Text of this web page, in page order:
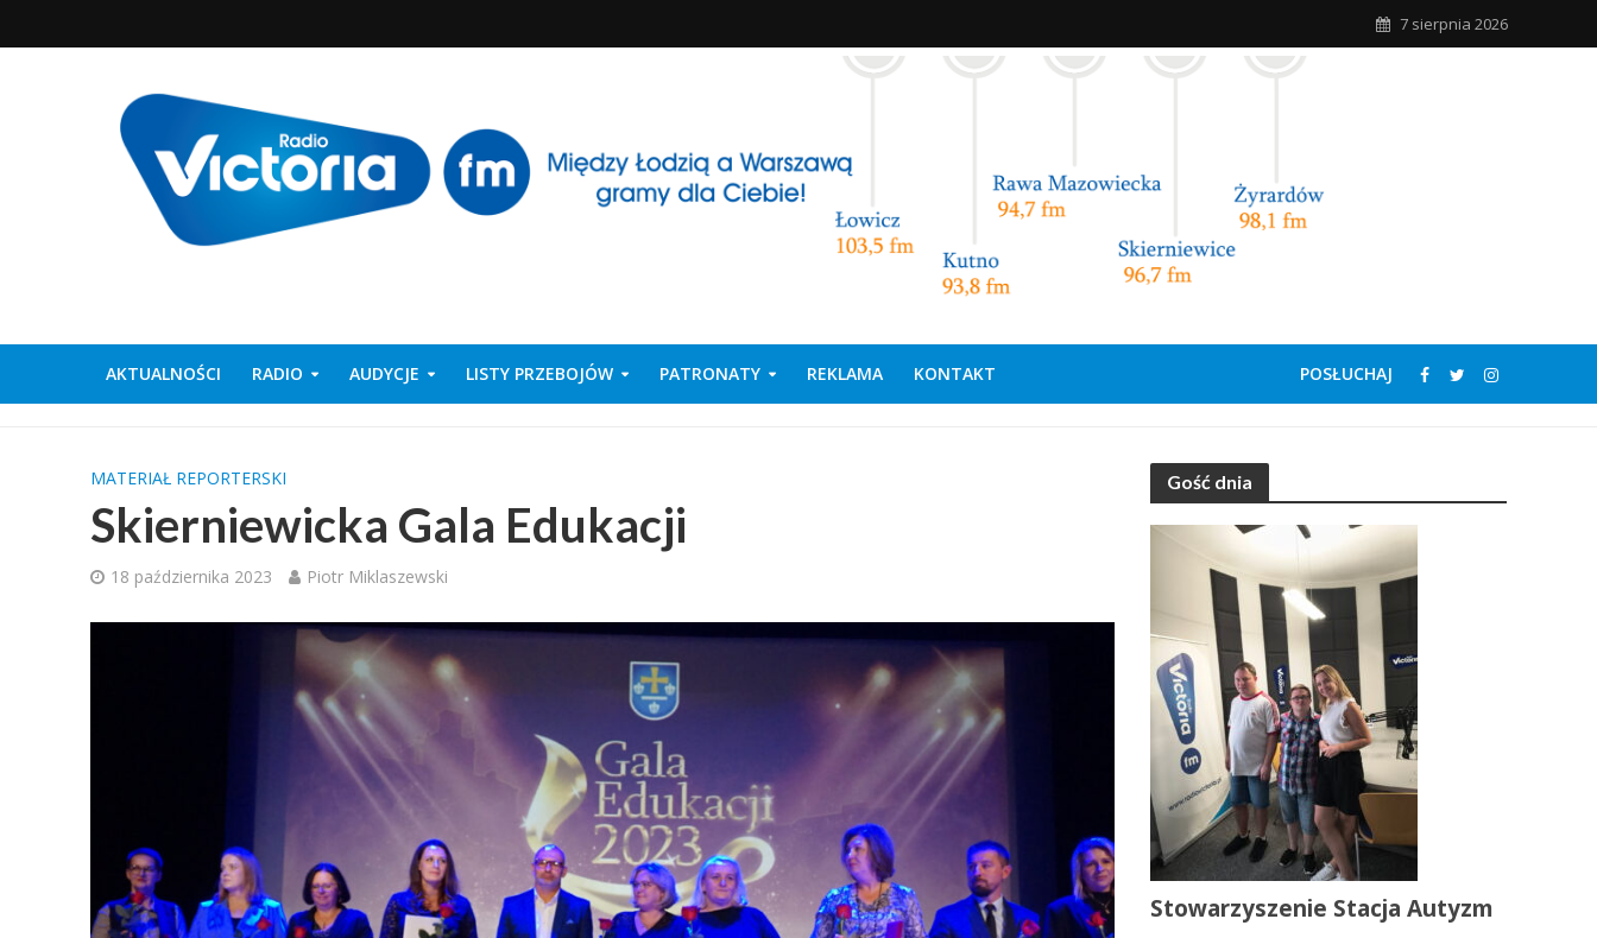
7 sierpnia 2026
AKTUALNOŚCI RADIO AUDYCJE LISTY PRZEBOJÓW PATRONATY REKLAMA KONTAKT POSŁUCHAJ
MATERIAŁ REPORTERSKI
Skierniewicka Gala Edukacji
18 października 2023 Piotr Miklaszewski
Gość dnia
Stowarzyszenie Stacja Autyzm